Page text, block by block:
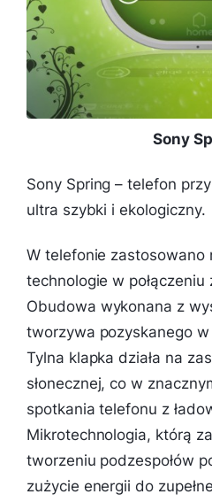
Sony
Sony Spring – telefon
ultra szybki i ekologiczny.
W telefonie zastosowano
technologie w
Obudowa wykonana z
tworzywa pozyskanego
Tylna klapka działa na
słonecznej, co w
spotkania telefonu z
Mikrotechnologia, którą
tworzeniu podzespołów
zużycie energii do